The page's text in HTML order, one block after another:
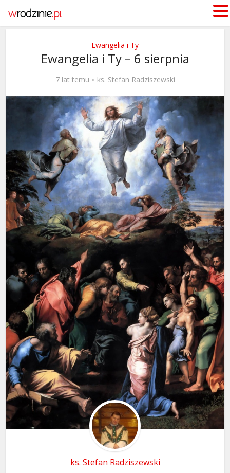
Ewangelia i Ty
Ewangelia i Ty – 6 sierpnia
7 lat temu ks. Stefan Radziszewski
ks. Stefan Radziszewski